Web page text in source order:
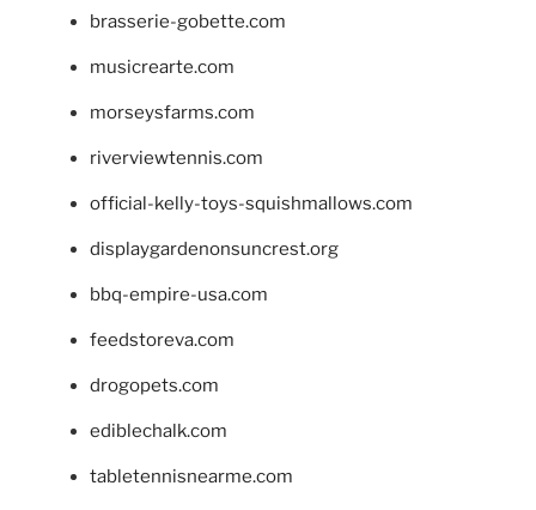
brasserie-gobette.com
musicrearte.com
morseysfarms.com
riverviewtennis.com
official-kelly-toys-squishmallows.com
displaygardenonsuncrest.org
bbq-empire-usa.com
feedstoreva.com
drogopets.com
ediblechalk.com
tabletennisnearme.com